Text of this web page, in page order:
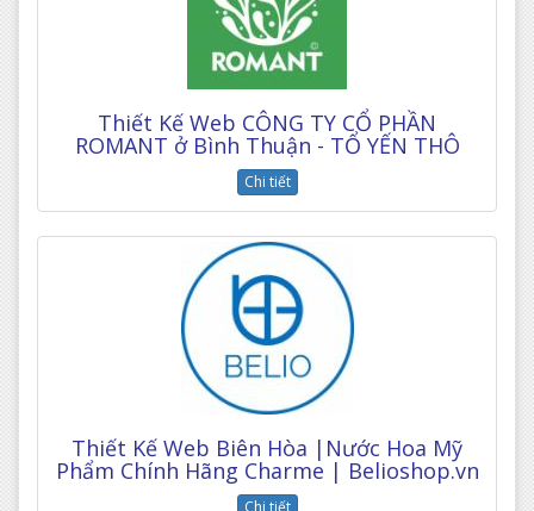
Thiết Kế Web CÔNG TY CỔ PHẦN
ROMANT ở Bình Thuận - TỔ YẾN THÔ
Chi tiết
Thiết Kế Web Biên Hòa |Nước Hoa Mỹ
Phẩm Chính Hãng Charme | Belioshop.vn
Chi tiết